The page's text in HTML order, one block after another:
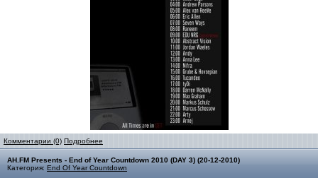
Комментарии (0) Подробнее
AH.FM Presents - End of Year Countdown 2010 (DAY 3) (20-12-2010)
Категория: End Of Year Countdown